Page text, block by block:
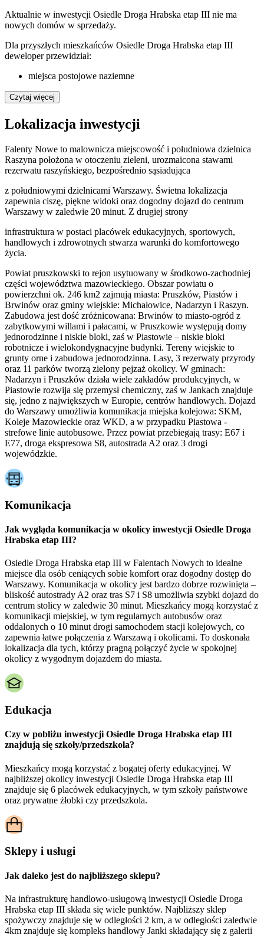
Aktualnie w inwestycji Osiedle Droga Hrabska etap III nie ma
nowych domów w sprzedaży.
Dla przyszłych mieszkańców Osiedle Droga Hrabska etap III
deweloper przewidział:
miejsca postojowe naziemne
Czytaj więcej
Lokalizacja inwestycji
Falenty Nowe to malownicza miejscowość i południowa dzielnica
Raszyna położona w otoczeniu zieleni, urozmaicona stawami
rezerwatu raszyńskiego, bezpośrednio sąsiadująca
z południowymi dzielnicami Warszawy. Świetna lokalizacja
zapewnia ciszę, piękne widoki oraz dogodny dojazd do centrum
Warszawy w zaledwie 20 minut. Z drugiej strony
infrastruktura w postaci placówek edukacyjnych, sportowych,
handlowych i zdrowotnych stwarza warunki do komfortowego
życia.
Powiat pruszkowski to rejon usytuowany w środkowo-zachodniej
części województwa mazowieckiego. Obszar powiatu o
powierzchni ok. 246 km2 zajmują miasta: Pruszków, Piastów i
Brwinów oraz gminy wiejskie: Michałowice, Nadarzyn i Raszyn.
Zabudowa jest dość zróżnicowana: Brwinów to miasto-ogród z
zabytkowymi willami i pałacami, w Pruszkowie występują domy
jednorodzinne i niskie bloki, zaś w Piastowie – niskie bloki
robotnicze i wielokondygnacyjne budynki. Tereny wiejskie to
grunty orne i zabudowa jednorodzinna. Lasy, 3 rezerwaty przyrody
oraz 11 parków tworzą zielony pejzaż okolicy. W gminach:
Nadarzyn i Pruszków działa wiele zakładów produkcyjnych, w
Piastowie rozwija się przemysł chemiczny, zaś w Jankach znajduje
się, jedno z największych w Europie, centrów handlowych. Dojazd
do Warszawy umożliwia komunikacja miejska kolejowa: SKM,
Koleje Mazowieckie oraz WKD, a w przypadku Piastowa -
strefowe linie autobusowe. Przez powiat przebiegają trasy: E67 i
E77, droga ekspresowa S8, autostrada A2 oraz 3 drogi
wojewódzkie.
Komunikacja
Jak wygląda komunikacja w okolicy inwestycji Osiedle Droga
Hrabska etap III?
Osiedle Droga Hrabska etap III w Falentach Nowych to idealne
miejsce dla osób ceniących sobie komfort oraz dogodny dostęp do
Warszawy. Komunikacja w okolicy jest bardzo dobrze rozwinięta –
bliskość autostrady A2 oraz tras S7 i S8 umożliwia szybki dojazd do
centrum stolicy w zaledwie 30 minut. Mieszkańcy mogą korzystać z
komunikacji miejskiej, w tym regularnych autobusów oraz
oddalonych o 10 minut drogi samochodem stacji kolejowych, co
zapewnia łatwe połączenia z Warszawą i okolicami. To doskonała
lokalizacja dla tych, którzy pragną połączyć życie w spokojnej
okolicy z wygodnym dojazdem do miasta.
Edukacja
Czy w pobliżu inwestycji Osiedle Droga Hrabska etap III
znajdują się szkoły/przedszkola?
Mieszkańcy mogą korzystać z bogatej oferty edukacyjnej. W
najbliższej okolicy inwestycji Osiedle Droga Hrabska etap III
znajduje się 6 placówek edukacyjnych, w tym szkoły państwowe
oraz prywatne żłobki czy przedszkola.
Sklepy i usługi
Jak daleko jest do najbliższego sklepu?
Na infrastrukturę handlowo-usługową inwestycji Osiedle Droga
Hrabska etap III składa się wiele punktów. Najbliższy sklep
spożywczy znajduje się w odległości 2 km, a w odległości zaledwie
4km znajduje się kompleks handlowy Janki składający się z galerii